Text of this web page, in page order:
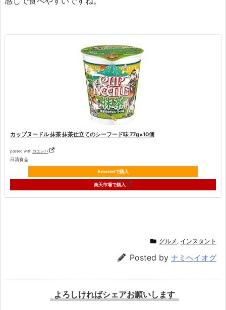
カップヌードル 抹茶 抹茶仕立てのシーフード味 77g×10個
posted with カエレバ
日清食品
Amazonで購入
楽天市場で購入
グルメ , インスタント
Posted by ナミヘイオグ
よろしければシェアお願いします